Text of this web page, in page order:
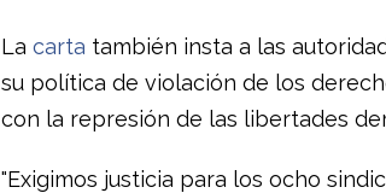
La carta también insta a las
su política de violación de los
con la represión de las libertades
"Exigimos justicia para los ocho